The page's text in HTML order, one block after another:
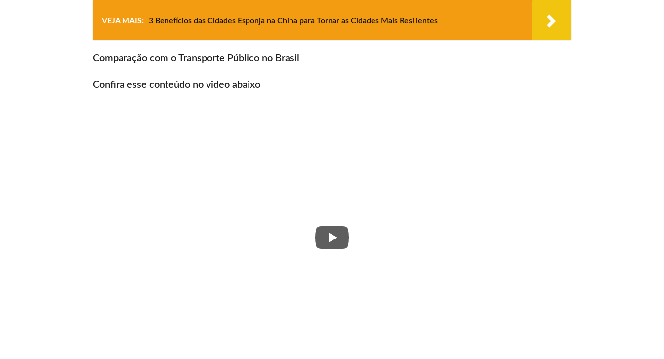
VEJA MAIS: 3 Benefícios das Cidades Esponja na China para Tornar as Cidades Mais Resilientes
Comparação com o Transporte Público no Brasil
Confira esse conteúdo no video abaixo